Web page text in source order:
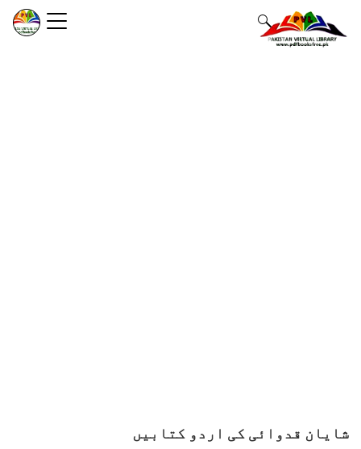
شایان قدوائی کی اردو کتابیں